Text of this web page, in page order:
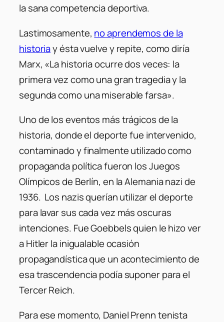
la sana competencia deportiva.
Lastimosamente, no aprendemos de la
historiay ésta vuelve y repite, como diría
Marx, «La historia ocurre dos veces: la
primera vez como una gran tragedia y la
segunda como una miserable farsa».
Uno de los eventos más trágicos de la
historia, donde el deporte fue intervenido,
contaminado y finalmente utilizado como
propaganda política fueron los Juegos
Olímpicos de Berlín, en la Alemania nazi de
1936. Los nazis querían utilizar el deporte
para lavar sus cada vez más oscuras
intenciones. Fue Goebbels quien le hizo ver
a Hitler la inigualable ocasión
propagandística que un acontecimiento de
esa trascendencia podía suponer para el
Tercer Reich.
Para ese momento, Daniel Prenn tenista